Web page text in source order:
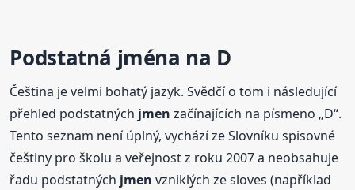
Podstatná jména na D
Čeština je velmi bohatý jazyk. Svědčí o tom i následující
přehled podstatných jmen začínajících na písmeno „D“.
Tento seznam není úplný, vychází ze Slovníku spisovné
češtiny pro školu a veřejnost z roku 2007 a neobsahuje
řadu podstatných jmen vzniklých ze sloves (například